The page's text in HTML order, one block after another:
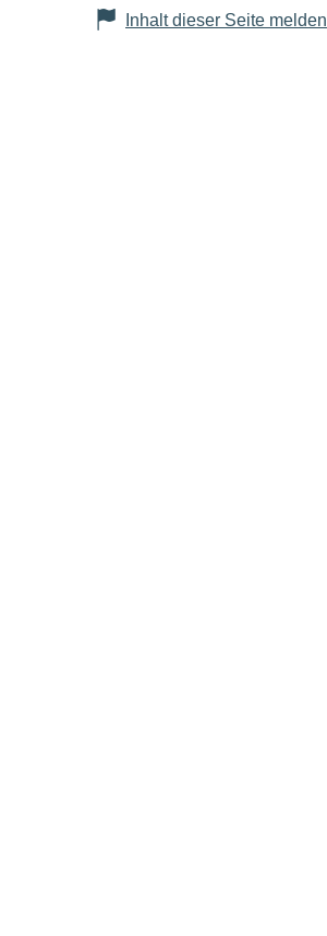
Inhalt dieser Seite melden